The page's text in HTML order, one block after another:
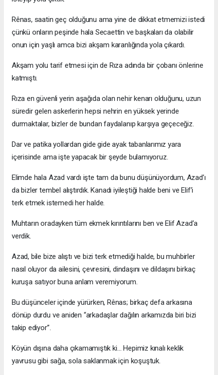
Rênas, saatin geç olduğunu ama yine de dikkat etmemizi istedi
çünkü onların peşinde hala Secaettin ve başkaları da olabilir
onun için yaşlı amca bizi akşam karanlığında yola çıkardı.
Akşam yolu tarif etmesi için de Rıza adında bir çobanı önlerine
katmıştı.
Rıza en güvenli yerin aşağıda olan nehir kenarı olduğunu, uzun
süredir gelen askerlerin hepsi nehrin en yüksek yerinde
durmaktalar, bizler de bundan faydalanıp karşıya geçeceğiz.
Dar ve patika yollardan gide gide ayak tabanlarımız yara
içerisinde ama işte yapacak bir şeyde bulamıyoruz.
Elimde hala Azad vardı işte tam da bunu düşünüyordum, Azad’ı
da bizler tembel alıştırdık. Kanadı iyileştiği halde beni ve Elif’i
terk etmek istemedi her halde.
Muhtarın oradayken tüm ekmek kırıntılarını ben ve Elif Azad’a
verdik.
Azad, bile bize alıştı ve bizi terk etmediği halde, bu muhbirler
nasıl oluyor da ailesini, çevresini, dindaşını ve dildaşını birkaç
kuruşa satıyor buna anlam veremiyorum.
Bu düşünceler içinde yürürken, Rênas; birkaç defa arkasına
dönüp durdu ve aniden “arkadaşlar dağılın arkamızda biri bizi
takip ediyor”.
Köyün dışına daha çıkamamıştık ki… Hepimiz kınalı keklik
yavrusu gibi sağa, sola saklanmak için koşuştuk.